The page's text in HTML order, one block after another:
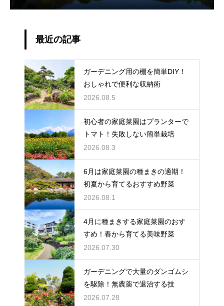
最近の記事
ガーデニング用の棚を簡単DIY！
おしゃれで便利な収納術
2026.08.5
初心者の家庭菜園はプランターで
トマト！失敗しない簡単栽培
2026.08.3
6月は家庭菜園の種まきの適期！
初夏から育てるおすすめ野菜
2026.08.1
4月に種まきする家庭菜園のおす
すめ！春から育てる美味野菜
2026.07.30
ガーデニングで大量のダンゴムシ
を駆除！無農薬で退治する技
2026.07.28